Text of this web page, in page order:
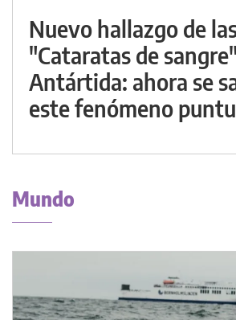
Nuevo hallazgo de
"Cataratas de
Antártida: ahora se
este fenómeno
Mundo